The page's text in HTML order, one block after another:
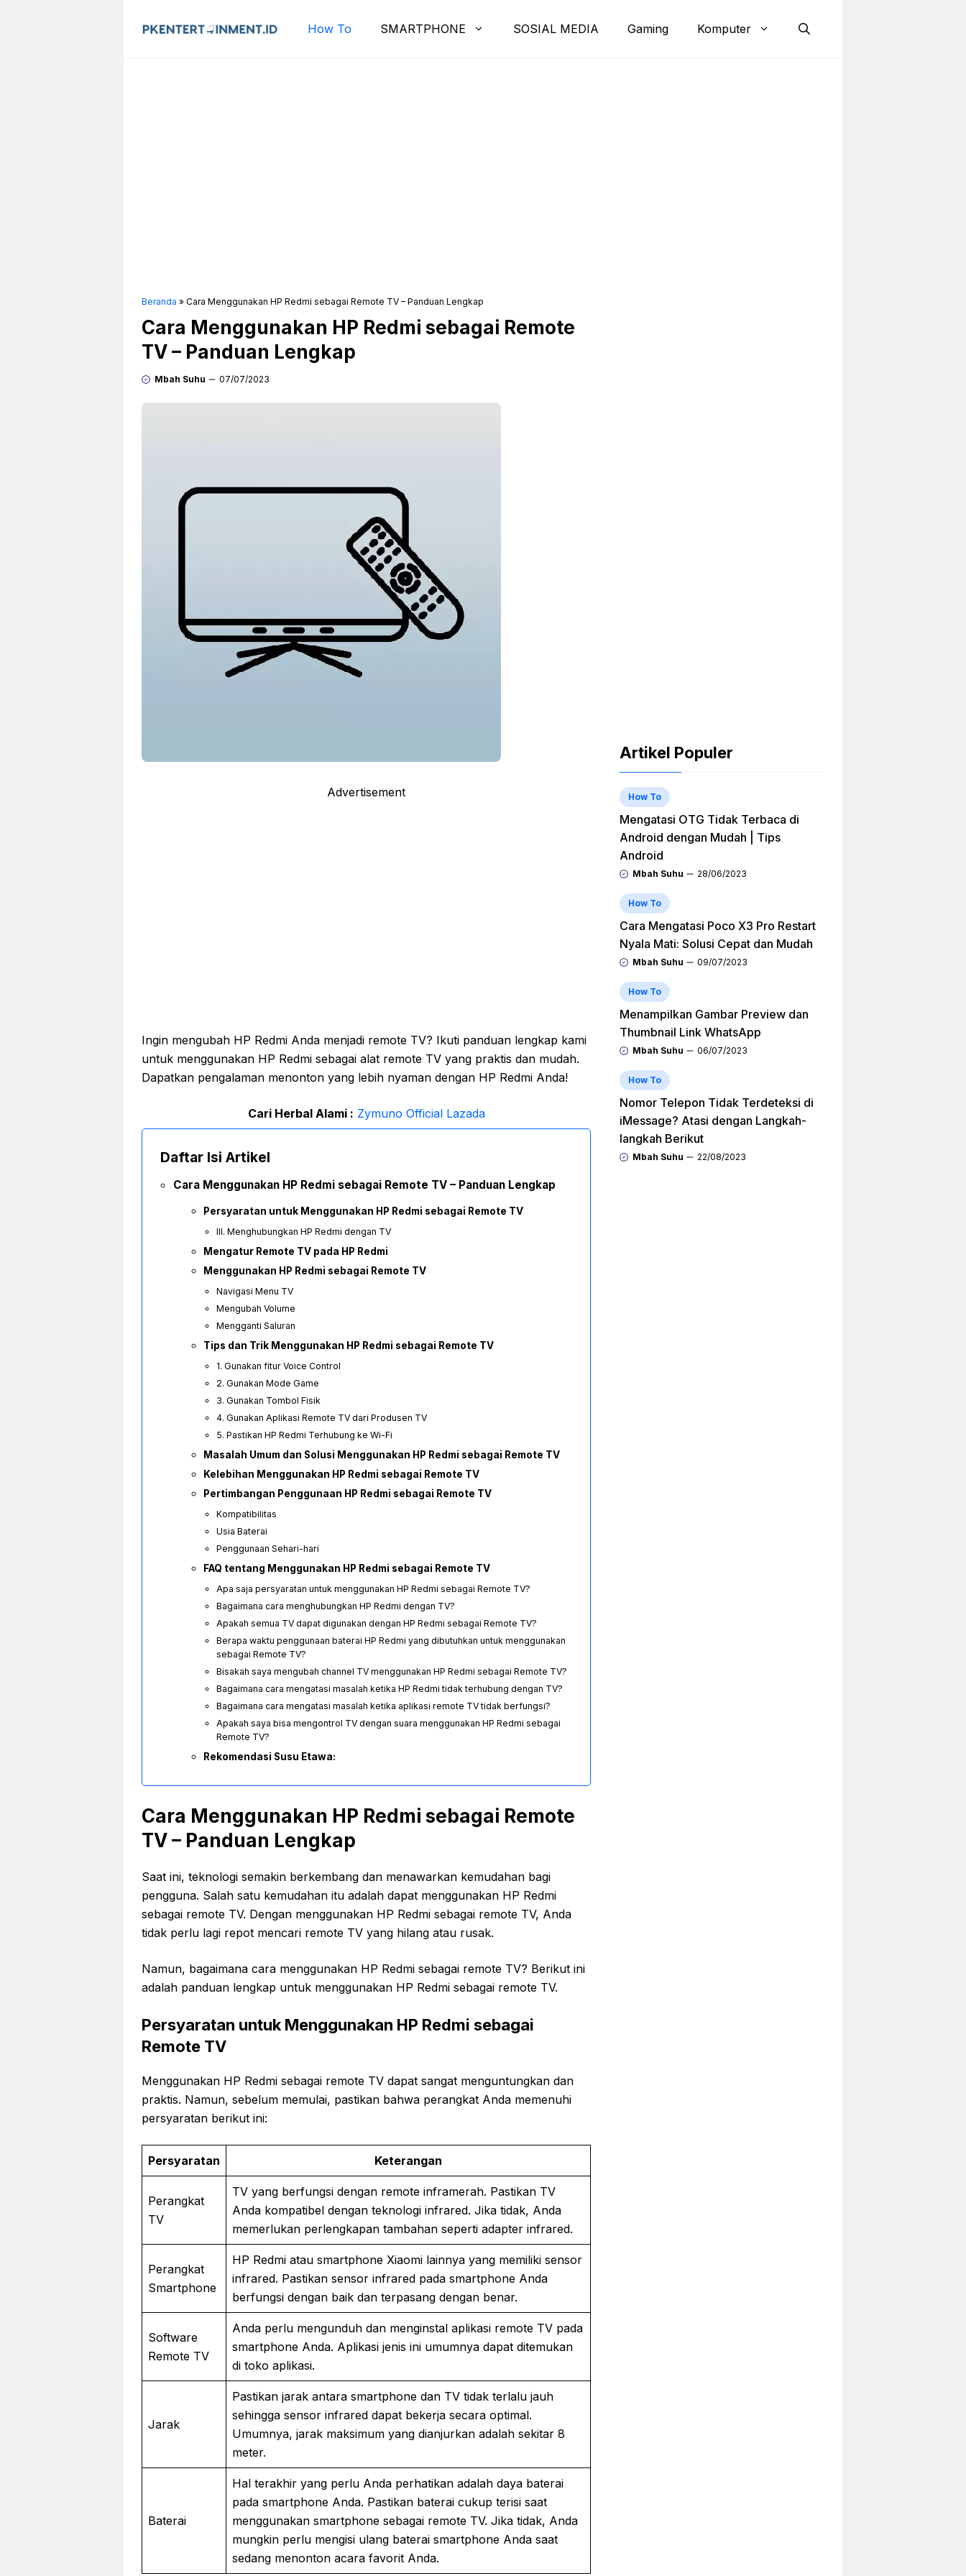
How To SMARTPHONE SOSIAL MEDIA Gaming Komputer
Beranda » Cara Menggunakan HP Redmi sebagai Remote TV – Panduan Lengkap
Cara Menggunakan HP Redmi sebagai Remote
TV – Panduan Lengkap
Mbah Suhu 07/07/2023
Advertisement
Ingin mengubah HP Redmi Anda menjadi remote TV? Ikuti panduan lengkap kami
untuk menggunakan HP Redmi sebagai alat remote TV yang praktis dan mudah.
Dapatkan pengalaman menonton yang lebih nyaman dengan HP Redmi Anda!
Cari Herbal Alami : Zymuno Official Lazada
Daftar Isi Artikel
Cara Menggunakan HP Redmi sebagai Remote TV – Panduan Lengkap
Persyaratan untuk Menggunakan HP Redmi sebagai Remote TV
III. Menghubungkan HP Redmi dengan TV
Mengatur Remote TV pada HP Redmi
Menggunakan HP Redmi sebagai Remote TV
Navigasi Menu TV
Mengubah Volume
Mengganti Saluran
Tips dan Trik Menggunakan HP Redmi sebagai Remote TV
1. Gunakan fitur Voice Control
2. Gunakan Mode Game
3. Gunakan Tombol Fisik
4. Gunakan Aplikasi Remote TV dari Produsen TV
5. Pastikan HP Redmi Terhubung ke Wi-Fi
Masalah Umum dan Solusi Menggunakan HP Redmi sebagai Remote TV
Kelebihan Menggunakan HP Redmi sebagai Remote TV
Pertimbangan Penggunaan HP Redmi sebagai Remote TV
Kompatibilitas
Usia Baterai
Penggunaan Sehari-hari
FAQ tentang Menggunakan HP Redmi sebagai Remote TV
Apa saja persyaratan untuk menggunakan HP Redmi sebagai Remote TV?
Bagaimana cara menghubungkan HP Redmi dengan TV?
Apakah semua TV dapat digunakan dengan HP Redmi sebagai Remote TV?
Berapa waktu penggunaan baterai HP Redmi yang dibutuhkan untuk menggunakan
sebagai Remote TV?
Bisakah saya mengubah channel TV menggunakan HP Redmi sebagai Remote TV?
Bagaimana cara mengatasi masalah ketika HP Redmi tidak terhubung dengan TV?
Bagaimana cara mengatasi masalah ketika aplikasi remote TV tidak berfungsi?
Apakah saya bisa mengontrol TV dengan suara menggunakan HP Redmi sebagai
Remote TV?
Rekomendasi Susu Etawa:
Cara Menggunakan HP Redmi sebagai Remote
TV – Panduan Lengkap
Saat ini, teknologi semakin berkembang dan menawarkan kemudahan bagi
pengguna. Salah satu kemudahan itu adalah dapat menggunakan HP Redmi
sebagai remote TV. Dengan menggunakan HP Redmi sebagai remote TV, Anda
tidak perlu lagi repot mencari remote TV yang hilang atau rusak.
Namun, bagaimana cara menggunakan HP Redmi sebagai remote TV? Berikut ini
adalah panduan lengkap untuk menggunakan HP Redmi sebagai remote TV.
Persyaratan untuk Menggunakan HP Redmi sebagai
Remote TV
Menggunakan HP Redmi sebagai remote TV dapat sangat menguntungkan dan
praktis. Namun, sebelum memulai, pastikan bahwa perangkat Anda memenuhi
persyaratan berikut ini:
Persyaratan Keterangan
Perangkat
TV
TV yang berfungsi dengan remote inframerah. Pastikan TV
Anda kompatibel dengan teknologi infrared. Jika tidak, Anda
memerlukan perlengkapan tambahan seperti adapter infrared.
Perangkat
Smartphone
HP Redmi atau smartphone Xiaomi lainnya yang memiliki sensor
infrared. Pastikan sensor infrared pada smartphone Anda
berfungsi dengan baik dan terpasang dengan benar.
Software
Remote TV
Anda perlu mengunduh dan menginstal aplikasi remote TV pada
smartphone Anda. Aplikasi jenis ini umumnya dapat ditemukan
di toko aplikasi.
Jarak
Pastikan jarak antara smartphone dan TV tidak terlalu jauh
sehingga sensor infrared dapat bekerja secara optimal.
Umumnya, jarak maksimum yang dianjurkan adalah sekitar 8
meter.
Baterai
Hal terakhir yang perlu Anda perhatikan adalah daya baterai
pada smartphone Anda. Pastikan baterai cukup terisi saat
menggunakan smartphone sebagai remote TV. Jika tidak, Anda
mungkin perlu mengisi ulang baterai smartphone Anda saat
sedang menonton acara favorit Anda.
Artikel Populer
How To
Mengatasi OTG Tidak Terbaca di
Android dengan Mudah | Tips
Android
Mbah Suhu 28/06/2023
How To
Cara Mengatasi Poco X3 Pro Restart
Nyala Mati: Solusi Cepat dan Mudah
Mbah Suhu 09/07/2023
How To
Menampilkan Gambar Preview dan
Thumbnail Link WhatsApp
Mbah Suhu 06/07/2023
How To
Nomor Telepon Tidak Terdeteksi di
iMessage? Atasi dengan Langkah-
langkah Berikut
Mbah Suhu 22/08/2023